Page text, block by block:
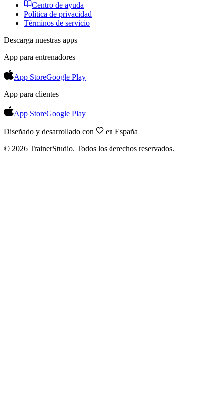
Centro de ayuda
Política de privacidad
Términos de servicio
Descarga nuestras apps
App para entrenadores
App StoreGoogle Play
App para clientes
App StoreGoogle Play
Diseñado y desarrollado con
en España
© 2026 TrainerStudio. Todos los derechos reservados.